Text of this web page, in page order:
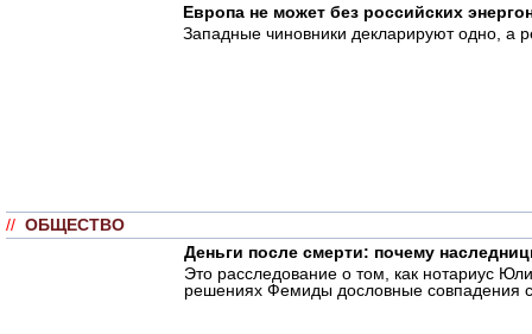
Европа не может без российских
Западные чиновники декларируют одно, а
// ОБЩЕСТВО
Деньги после смерти: почему
Это расследование о том, как нотариус
решениях Фемиды дословные совпадения с